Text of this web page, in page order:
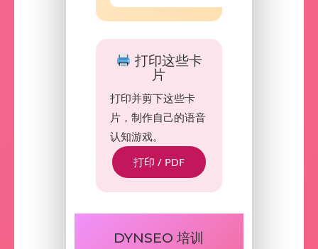
打印这些卡
片
打印并剪下这些卡
片，制作自己的语音
认知游戏。
打印 / PDF
DYNSEO 培训